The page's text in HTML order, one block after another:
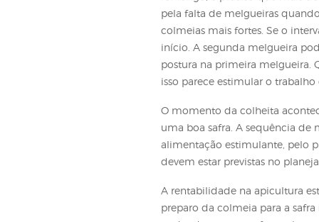
ou reformados para
produção.
A adição de
evitar contaminações
qual posição se
depende da
O planejamento e
pela falta de